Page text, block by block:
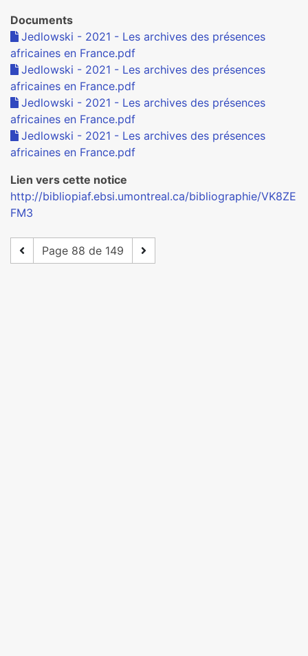
Documents
Jedlowski - 2021 - Les archives des présences
africaines en France.pdf
Jedlowski - 2021 - Les archives des présences
africaines en France.pdf
Jedlowski - 2021 - Les archives des présences
africaines en France.pdf
Jedlowski - 2021 - Les archives des présences
africaines en France.pdf
Lien vers cette notice
http://bibliopiaf.ebsi.umontreal.ca/bibliographie/VK8ZE
FM3
Page 88 de 149